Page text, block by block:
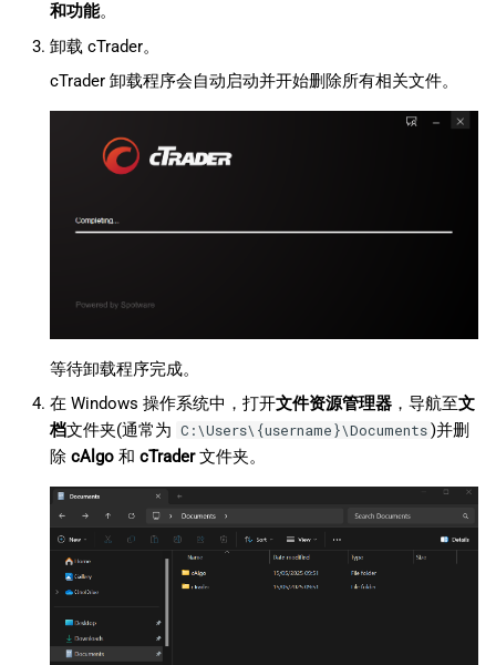
和功能。
卸载 cTrader。
cTrader 卸载程序会自动启动并开始删除所有相关文件。
等待卸载程序完成。
在 Windows 操作系统中，打开文件资源管理器，导航至文
档文件夹(通常为 C:\Users\{username}\Documents )并删
除 cAlgo和 cTrader文件夹。